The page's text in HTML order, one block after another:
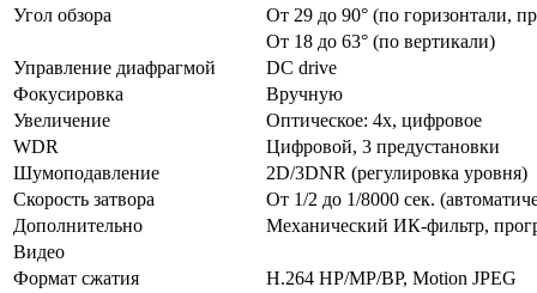
Угол обзора
От 29 до 90° (по горизонтали,
От 18 до 63° (по вертикали)
Управление диафрагмой
DC drive
Фокусировка
Вручную
Увеличение
Оптическое: 4х, цифровое
WDR
Цифровой, 3 предустановки
Шумоподавление
2D/3DNR (регулировка уровня)
Скорость затвора
От 1/2 до 1/8000 сек.
Дополнительно
Механический ИК-фильтр,
Видео
Формат сжатия
H.264 HP/MP/BP, Motion JPEG